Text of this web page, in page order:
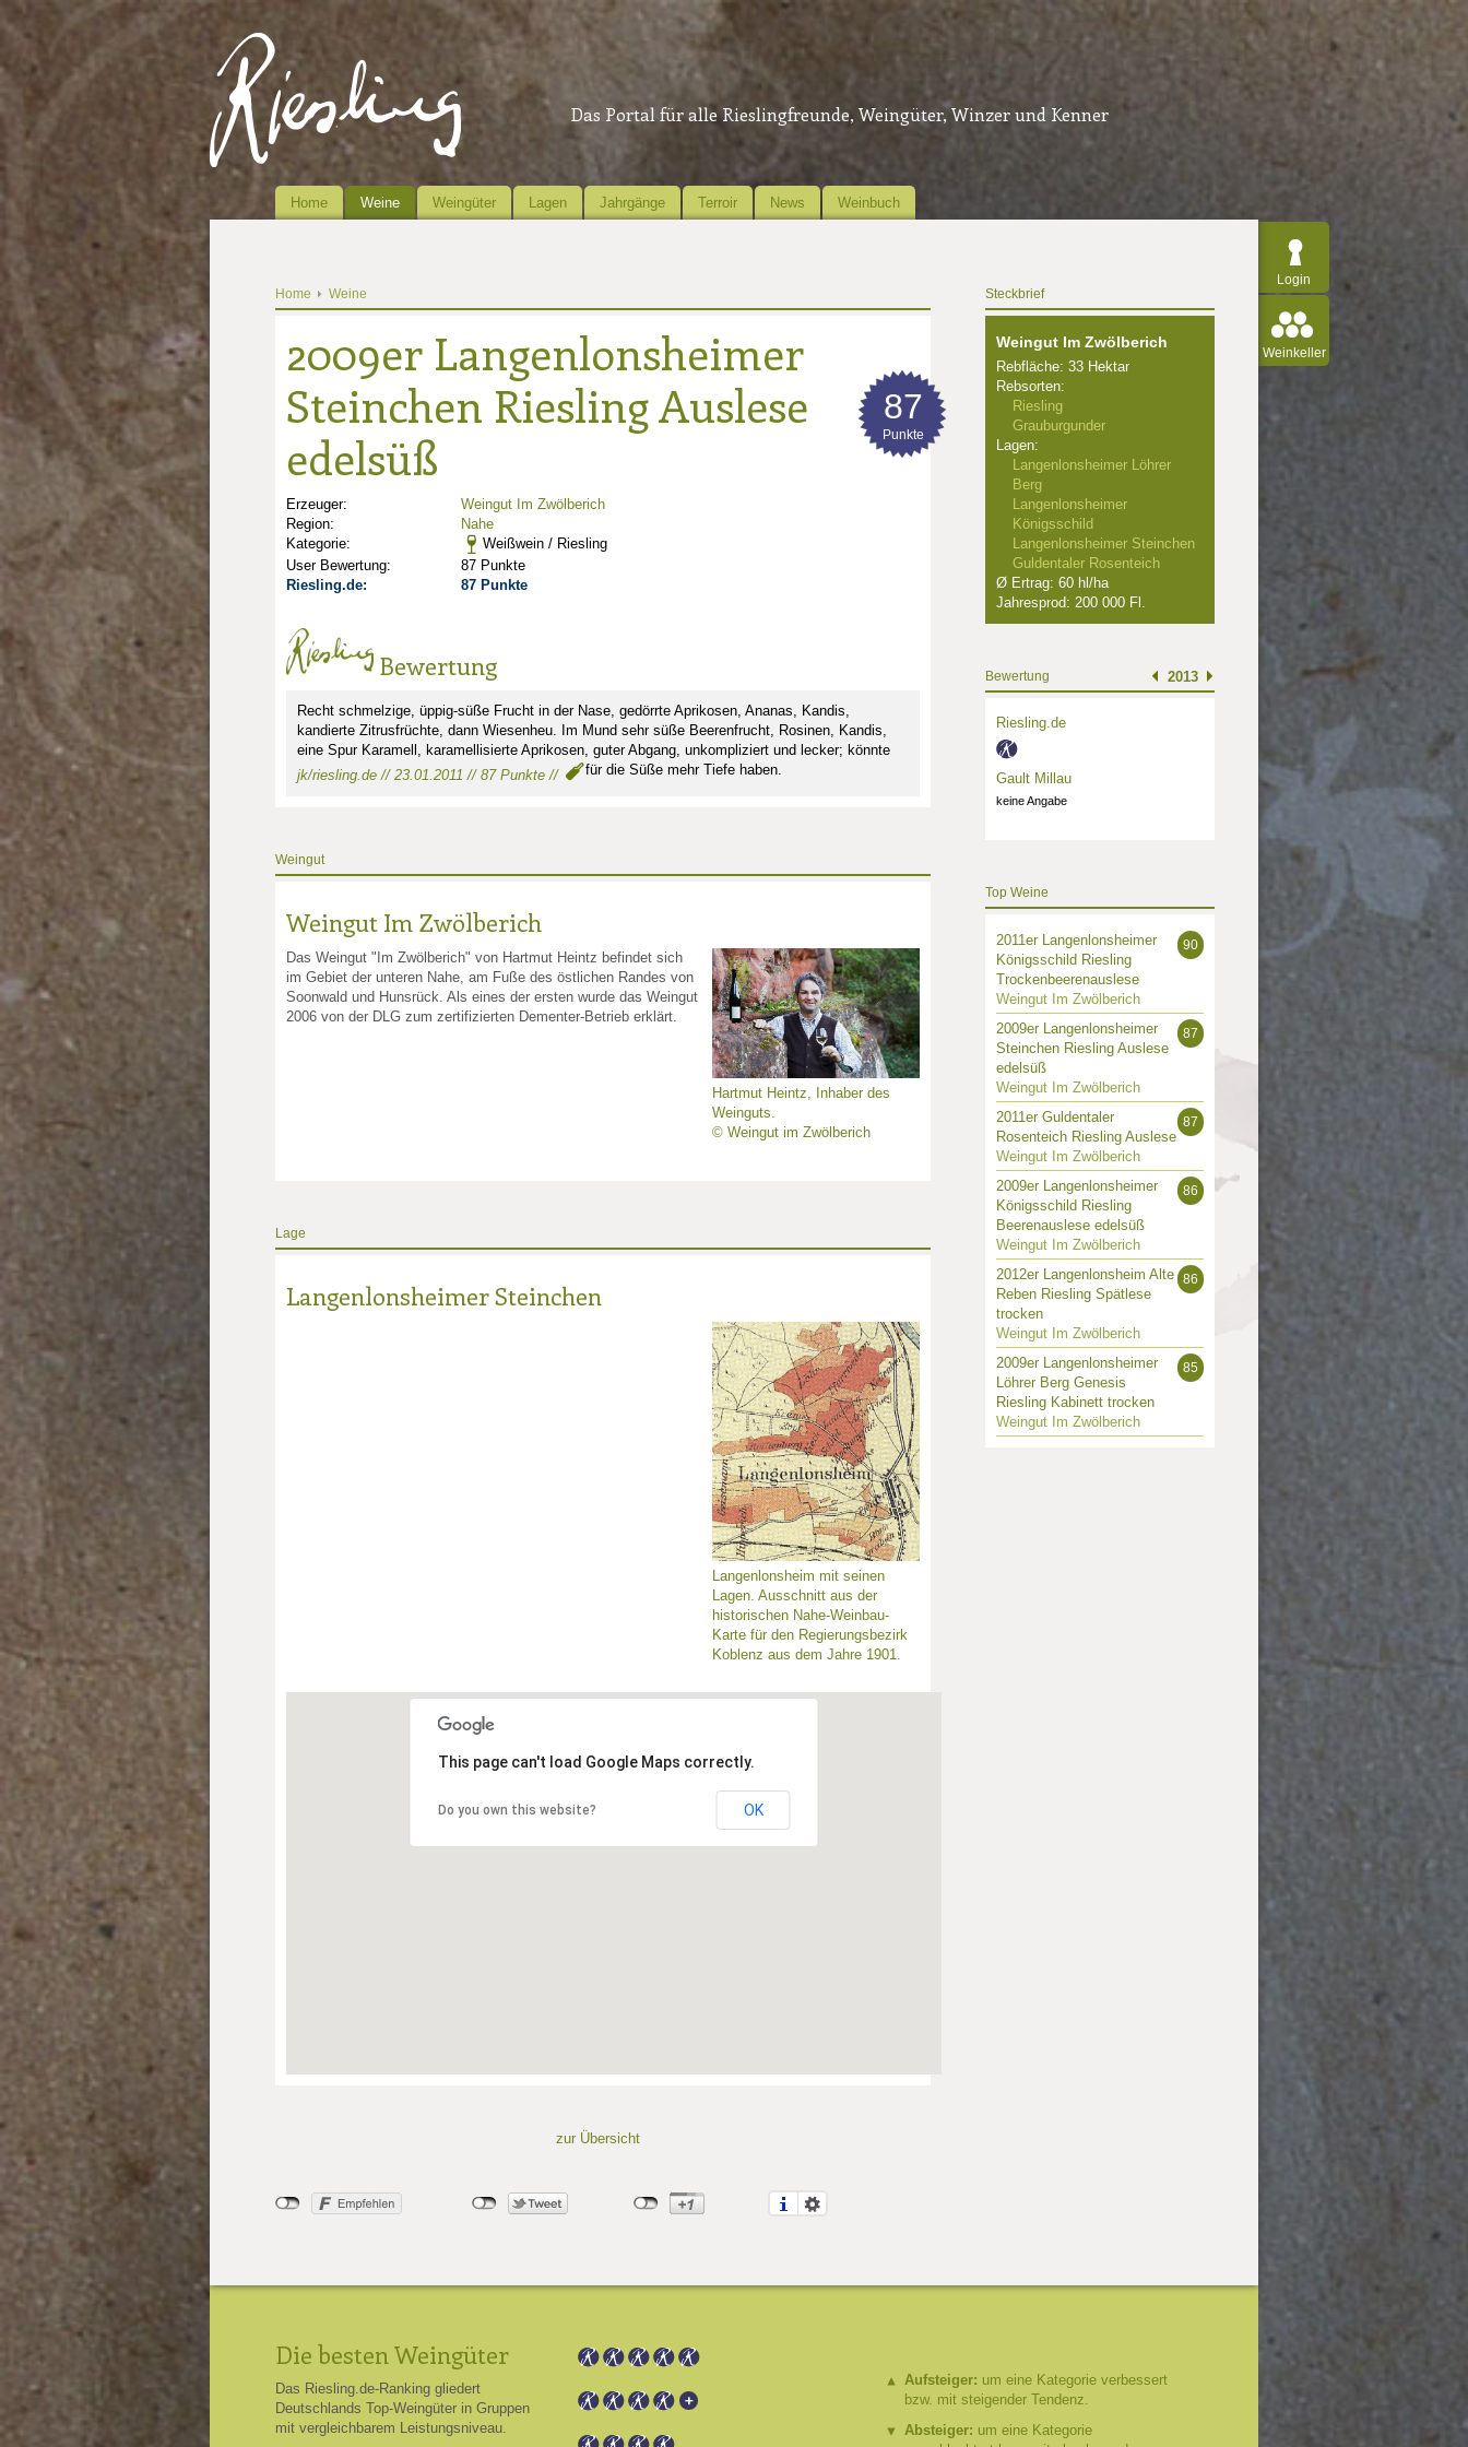
Das Portal für alle Rieslingfreunde, Weingüter, Winzer und Kenner
Home Weine Weingüter Lagen Jahrgänge Terroir News Weinbuch
Login
Weinkeller
Home Weine
2009er Langenlonsheimer
Steinchen Riesling Auslese
edelsüß
Erzeuger:
Weingut Im Zwölberich
Region:
Nahe
Kategorie:
Weißwein / Riesling
User Bewertung:
87 Punkte
Riesling.de:
87 Punkte
87
Punkte
Bewertung
Recht schmelzige, üppig-süße Frucht in der Nase, gedörrte Aprikosen, Ananas, Kandis,
kandierte Zitrusfrüchte, dann Wiesenheu. Im Mund sehr süße Beerenfrucht, Rosinen, Kandis,
eine Spur Karamell, karamellisierte Aprikosen, guter Abgang, unkompliziert und lecker; könnte
für die Süße mehr Tiefe haben.
jk/riesling.de // 23.01.2011 // 87 Punkte //
Weingut
Weingut Im Zwölberich
Hartmut Heintz, Inhaber des
Weinguts.
© Weingut im Zwölberich
Das Weingut "Im Zwölberich" von Hartmut Heintz befindet sich
im Gebiet der unteren Nahe, am Fuße des östlichen Randes von
Soonwald und Hunsrück. Als eines der ersten wurde das Weingut
2006 von der DLG zum zertifizierten Dementer-Betrieb erklärt.
Lage
Langenlonsheimer Steinchen
Langenlonsheim mit seinen
Lagen. Ausschnitt aus der
historischen Nahe-Weinbau-
Karte für den Regierungsbezirk
Koblenz aus dem Jahre 1901.
This page can't load Google Maps correctly.
Do you own this website? OK
zur Übersicht
Steckbrief
Weingut Im Zwölberich
Rebfläche: 33 Hektar
Rebsorten:
Riesling
Grauburgunder
Lagen:
Langenlonsheimer Löhrer
Berg
Langenlonsheimer
Königsschild
Langenlonsheimer Steinchen
Guldentaler Rosenteich
Ø Ertrag: 60 hl/ha
Jahresprod: 200 000 Fl.
Bewertung 2013
Riesling.de
1
Gault Millau
keine Angabe
Top Weine
90
2011er Langenlonsheimer
Königsschild Riesling
Trockenbeerenauslese
Weingut Im Zwölberich
87
2009er Langenlonsheimer
Steinchen Riesling Auslese
edelsüß
Weingut Im Zwölberich
87
2011er Guldentaler
Rosenteich Riesling Auslese
Weingut Im Zwölberich
86
2009er Langenlonsheimer
Königsschild Riesling
Beerenauslese edelsüß
Weingut Im Zwölberich
86
2012er Langenlonsheim Alte
Reben Riesling Spätlese
trocken
Weingut Im Zwölberich
85
2009er Langenlonsheimer
Löhrer Berg Genesis
Riesling Kabinett trocken
Weingut Im Zwölberich
Die besten Weingüter
Das Riesling.de-Ranking gliedert
Deutschlands Top-Weingüter in Gruppen
mit vergleichbarem Leistungsniveau.
Aufsteiger: um eine Kategorie verbessert
bzw. mit steigender Tendenz.
Absteiger: um eine Kategorie